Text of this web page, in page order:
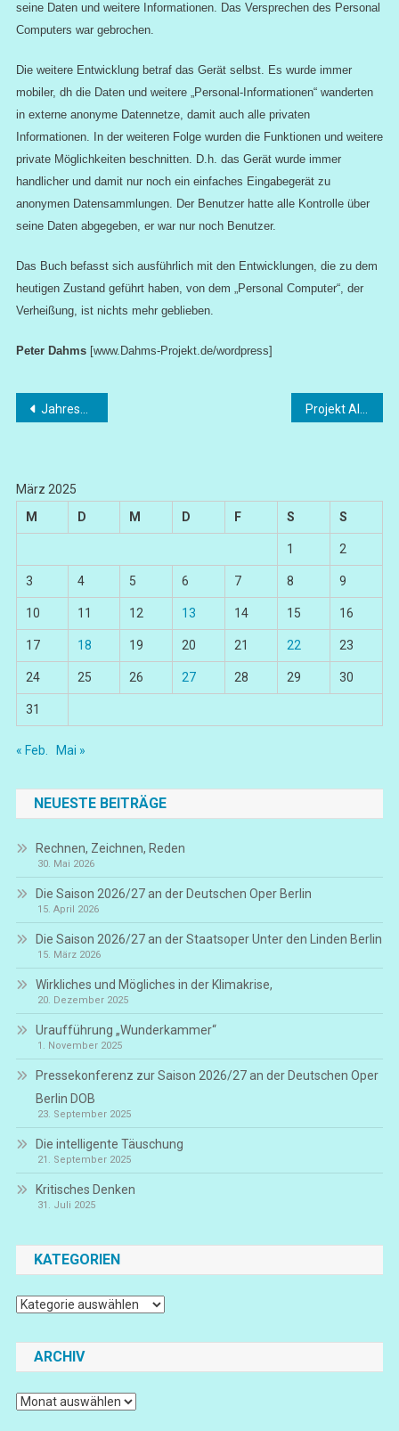
seine Daten und weitere Informationen. Das Versprechen des Personal
Computers war gebrochen.
Die weitere Entwicklung betraf das Gerät selbst. Es wurde immer
mobiler, dh die Daten und weitere „Personal-Informationen“ wanderten
in externe anonyme Datennetze, damit auch alle privaten
Informationen. In der weiteren Folge wurden die Funktionen und weitere
private Möglichkeiten beschnitten. D.h. das Gerät wurde immer
handlicher und damit nur noch ein einfaches Eingabegerät zu
anonymen Datensammlungen. Der Benutzer hatte alle Kontrolle über
seine Daten abgegeben, er war nur noch Benutzer.
Das Buch befasst sich ausführlich mit den Entwicklungen, die zu dem
heutigen Zustand geführt haben, von dem „Personal Computer“, der
Verheißung, ist nichts mehr geblieben.
Peter Dahms [www.Dahms-Projekt.de/wordpress]
Beitragsnavigation
Jahrespressekonferenz des Staatsballetts Berlin
März 2025
M
D M D F S S
1 2
3 4 5 6 7 8 9
10 11 12 13 14 15 16
17 18 19 20 21 22 23
24 25 26 27 28 29 30
31
« Feb. Mai »
NEUESTE BEITRÄGE
Rechnen, Zeichnen, Reden
30. Mai 2026
Die Saison 2026/27 an der Deutschen Oper Berlin
15. April 2026
Die Saison 2026/27 an der Staatsoper Unter den Linden Berlin
15. März 2026
Wirkliches und Mögliches in der Klimakrise,
20. Dezember 2025
Uraufführung „Wunderkammer“
1. November 2025
Pressekonferenz zur Saison 2026/27 an der Deutschen Oper
Berlin DOB
23. September 2025
Die intelligente Täuschung
21. September 2025
Kritisches Denken
31. Juli 2025
KATEGORIEN
Kategorien
ARCHIV
Archiv